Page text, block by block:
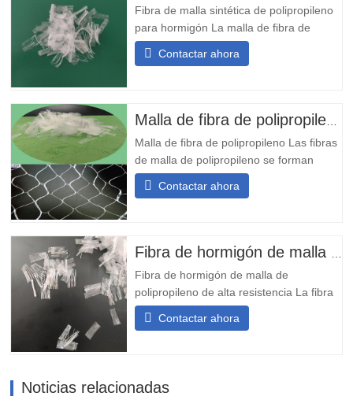
Fibra de malla sintética de polipropileno
para hormigón La malla de fibra de
polipropileno, también conocida como
malla de fibra de polipropileno (PP), se
Su apariencia es una estructura de malla
Contactar ahora
Malla de fibra de polipropileno Las fibras
de malla de polipropileno se forman
mediante la fusión y unión mutua de un
gran número de filamentos finos de
estructura de malla tridimensional.
Posteriormente, se cortan en haces...
Contactar ahora
Fibra de hormigón de malla de
polipropileno de alta resistencia La fibra
de malla de hormigón de alta resistencia
es un tipo de fibra sintética fabricada
al hormigón y formar una estructura de
malla de refuerzo...
Contactar ahora
Noticias relacionadas